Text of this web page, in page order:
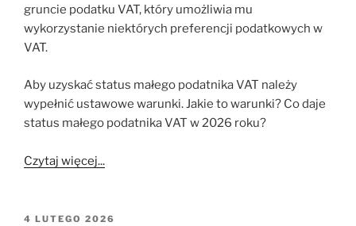
gruncie podatku VAT, który umożliwia mu
wykorzystanie niektórych preferencji podatkowych w
VAT.
Aby uzyskać status małego podatnika VAT należy
wypełnić ustawowe warunki. Jakie to warunki? Co daje
status małego podatnika VAT w 2026 roku?
Czytaj więcej...
OPUBLIKOWANE
4 LUTEGO 2026